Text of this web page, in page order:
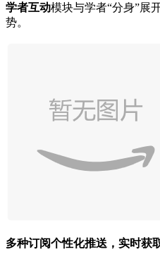
学者互动模块与学者“分身”展
势。
多种订阅个性化推送，实时获